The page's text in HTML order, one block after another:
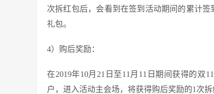
次拆红包后，会看到在签到活动期间的累计签
礼包。
4）购后奖励：
在2019年10月21日至11月11日期间获得的双
户，进入活动主会场，将获得购后奖励的1次